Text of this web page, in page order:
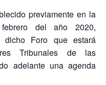
previamente en la
del año 2020,
dicho Foro que estará
Tribunales de las
adelante una agenda